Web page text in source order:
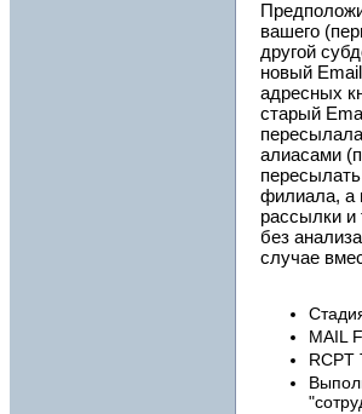
вашего
другой
новый
адресных
старый
алиасами
филиала, а
рассылки и
без
случае
MAIL
RCPT